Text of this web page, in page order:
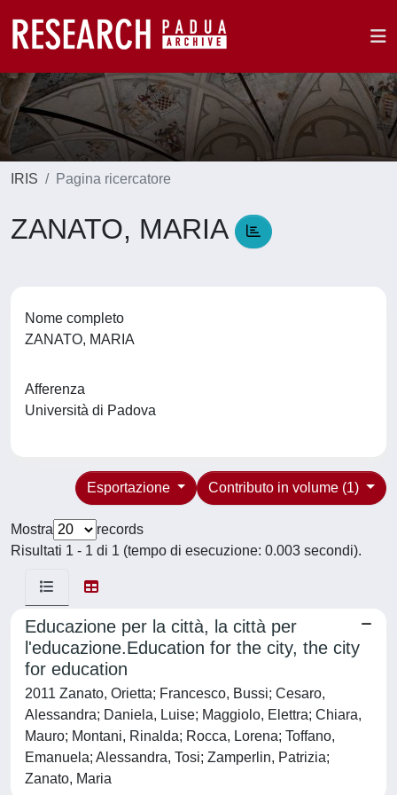
IRIS Pagina ricercatore
ZANATO, MARIA
Nome completo
ZANATO, MARIA
Afferenza
Università di Padova
Contributo in volume (1)
Esportazione
Mostra
records
Risultati 1 - 1 di 1 (tempo di esecuzione: 0.003 secondi).
Educazione per la città, la città per
l'educazione.Education for the city, the city
for education
2011 Zanato, Orietta; Francesco, Bussi; Cesaro,
Alessandra; Daniela, Luise; Maggiolo, Elettra; Chiara,
Mauro; Montani, Rinalda; Rocca, Lorena; Toffano,
Emanuela; Alessandra, Tosi; Zamperlin, Patrizia;
Zanato, Maria